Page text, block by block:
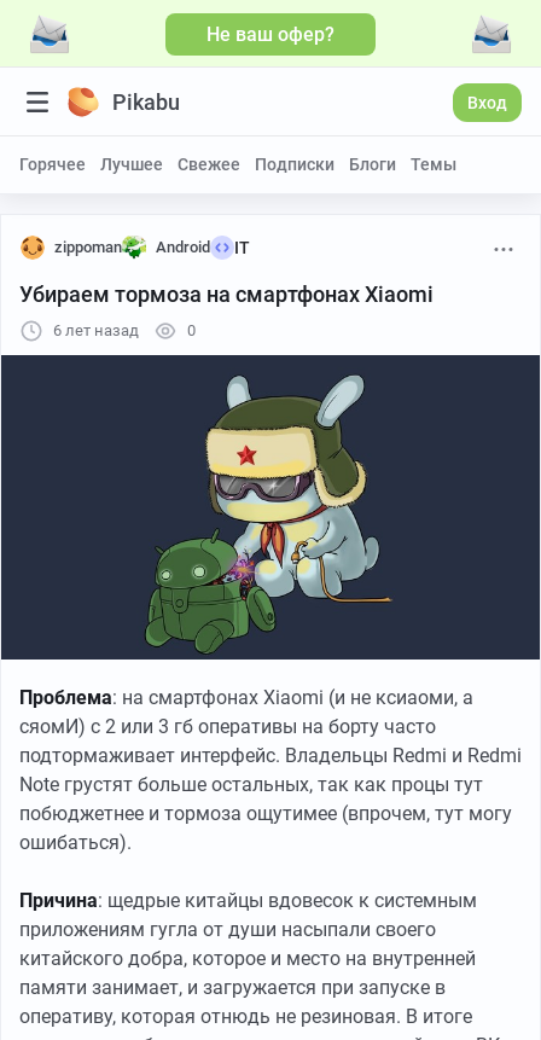
Не ваш офер?
Pikabu Вход
Горячее Лучшее Свежее Подписки Блоги Темы
zippoman Android IT
Убираем тормоза на смартфонах Xiaomi
6 лет назад 0
Проблема: на смартфонах Xiaomi (и не ксиаоми, а
сяомИ) с 2 или 3 гб оперативы на борту часто
подтормаживает интерфейс. Владельцы Redmi и Redmi
Note грустят больше остальных, так как процы тут
побюджетнее и тормоза ощутимее (впрочем, тут могу
ошибаться).
Причина: щедрые китайцы вдовесок к системным
приложениям гугла от души насыпали своего
китайского добра, которое и место на внутренней
памяти занимает, и загружается при запуске в
оперативу, которая отнюдь не резиновая. В итоге